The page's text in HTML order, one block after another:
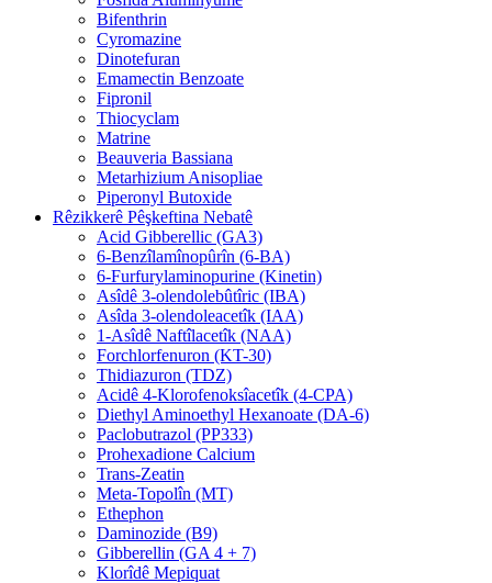
Bifenthrin
Cyromazine
Dinotefuran
Emamectin Benzoate
Fipronil
Thiocyclam
Matrine
Beauveria Bassiana
Metarhizium Anisopliae
Piperonyl Butoxide
Rêzikkerê Pêşkeftina Nebatê
Acid Gibberellic (GA3)
6-Benzîlamînopûrîn (6-BA)
6-Furfurylaminopurine (Kinetin)
Asîdê 3-olendolebûtîric (IBA)
Asîda 3-olendoleacetîk (IAA)
1-Asîdê Naftîlacetîk (NAA)
Forchlorfenuron (KT-30)
Thidiazuron (TDZ)
Acidê 4-Klorofenoksîacetîk (4-CPA)
Diethyl Aminoethyl Hexanoate (DA-6)
Paclobutrazol (PP333)
Prohexadione Calcium
Trans-Zeatin
Meta-Topolîn (MT)
Ethephon
Daminozide (B9)
Gibberellin (GA 4 + 7)
Klorîdê Mepiquat